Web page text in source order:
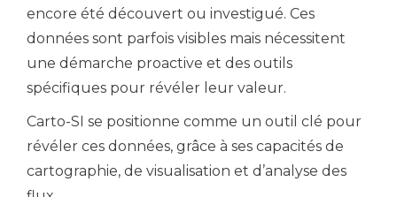
encore été découvert ou investigué. Ces
données sont parfois visibles mais nécessitent
une démarche proactive et des outils
spécifiques pour révéler leur valeur.
Carto-SI se positionne comme un outil clé pour
révéler ces données, grâce à ses capacités de
cartographie, de visualisation et d’analyse des